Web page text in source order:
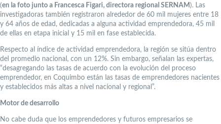
(en la foto junto a Francesca Figari, directora regional SERNAM). Las
investigadoras también registraron alrededor de 60 mil mujeres entre 18
y 64 años de edad, dedicadas a alguna actividad emprendedora, 45 mil
de ellas en etapa inicial y 15 mil en fase establecida.
Respecto al índice de actividad emprendedora, la región se sitúa dentro
del promedio nacional, con un 12%. Sin embargo, señalan las expertas,
“desagregando las tasas de acuerdo con la evolución del proceso
emprendedor, en Coquimbo están las tasas de emprendedores nacientes
y establecidos más altas a nivel nacional y regional”.
Motor de desarrollo
No cabe duda que los emprendedores y futuros empresarios se